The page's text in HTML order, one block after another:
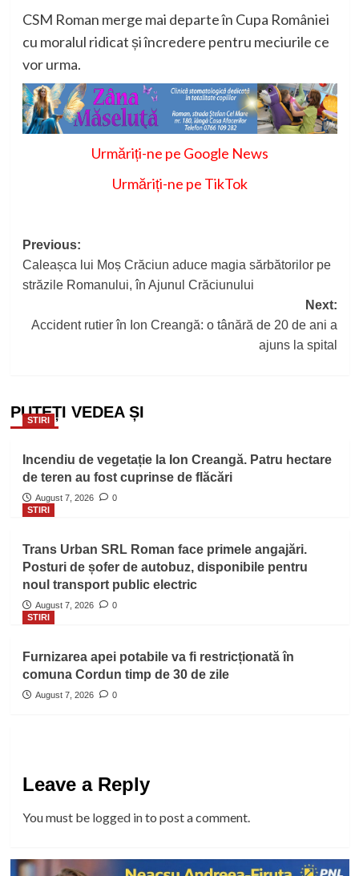
CSM Roman merge mai departe în Cupa României
cu moralul ridicat și încredere pentru meciurile ce
vor urma.
Urmăriți-ne pe Google News
Urmăriți-ne pe TikTok
Post
navigation
Previous:
Caleașca lui Moș Crăciun aduce magia sărbătorilor pe
străzile Romanului, în Ajunul Crăciunului
Next:
Accident rutier în Ion Creangă: o tânără de 20 de ani a
ajuns la spital
PUTEȚI VEDEA ȘI
STIRI
Incendiu de vegetație la Ion Creangă. Patru hectare
de teren au fost cuprinse de flăcări
August 7, 2026
0
STIRI
Trans Urban SRL Roman face primele angajări.
Posturi de șofer de autobuz, disponibile pentru
noul transport public electric
August 7, 2026
0
STIRI
Furnizarea apei potabile va fi restricționată în
comuna Cordun timp de 30 de zile
August 7, 2026 0
Leave a Reply
You must be logged into post a comment.